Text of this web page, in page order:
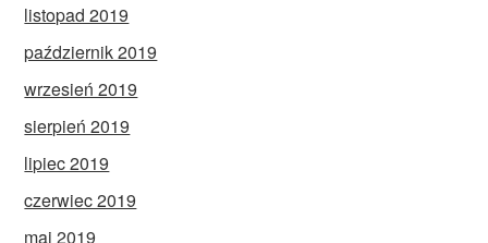
listopad 2019
październik 2019
wrzesień 2019
sierpień 2019
lipiec 2019
czerwiec 2019
maj 2019